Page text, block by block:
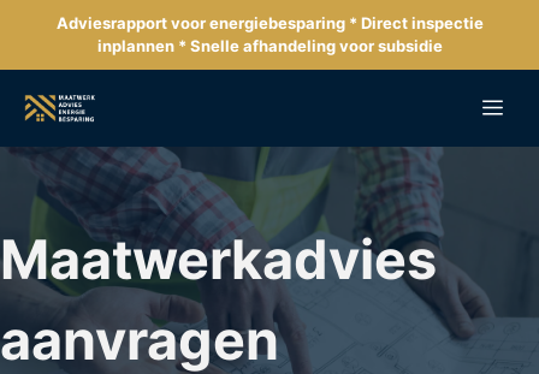
de
inhoud
Adviesrapport voor energiebesparing * Direct inspectie
inplannen * Snelle afhandeling voor subsidie
Maatwerkadvies
aanvragen